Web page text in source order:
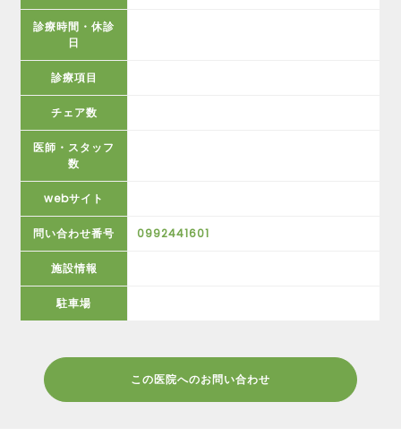
診療時間・休診
日
診療項目
チェア数
医師・スタッフ
数
webサイト
問い合わせ番号 0992441601
施設情報
駐車場
この医院へのお問い合わせ